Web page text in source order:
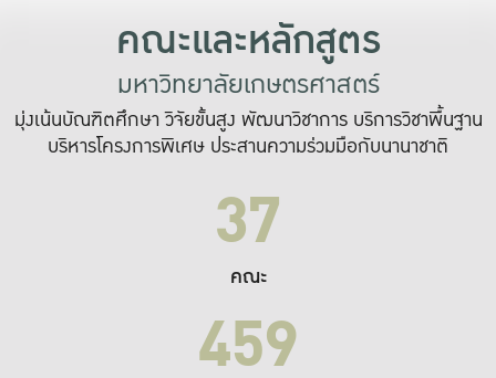
คณะและหลักสูตร
มหาวิทยาลัยเกษตรศาสตร์
มุ่งเน้นบัณฑิตศึกษา วิจัยขั้นสูง พัฒนาวิชาการ บริการวิชาพื้นฐาน
บริหารโครงการพิเศษ ประสานความร่วมมือกับนานาชาติ
37
คณะ
459